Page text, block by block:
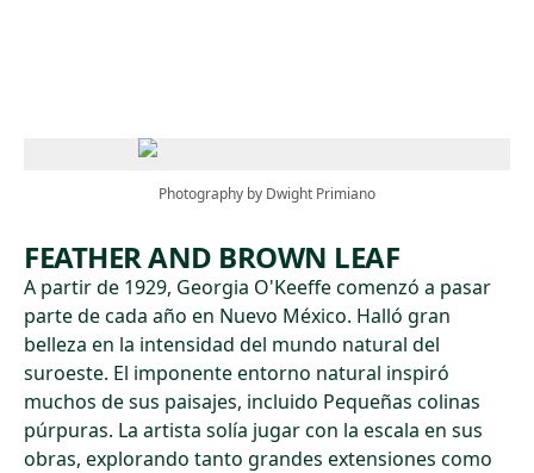
Photography by Dwight Primiano
FEATHER AND BROWN LEAF
A partir de 1929, Georgia O'Keeffe comenzó a pasar
parte de cada año en Nuevo México. Halló gran
belleza en la intensidad del mundo natural del
suroeste. El imponente entorno natural inspiró
muchos de sus paisajes, incluido Pequeñas colinas
púrpuras. La artista solía jugar con la escala en sus
obras, explorando tanto grandes extensiones como